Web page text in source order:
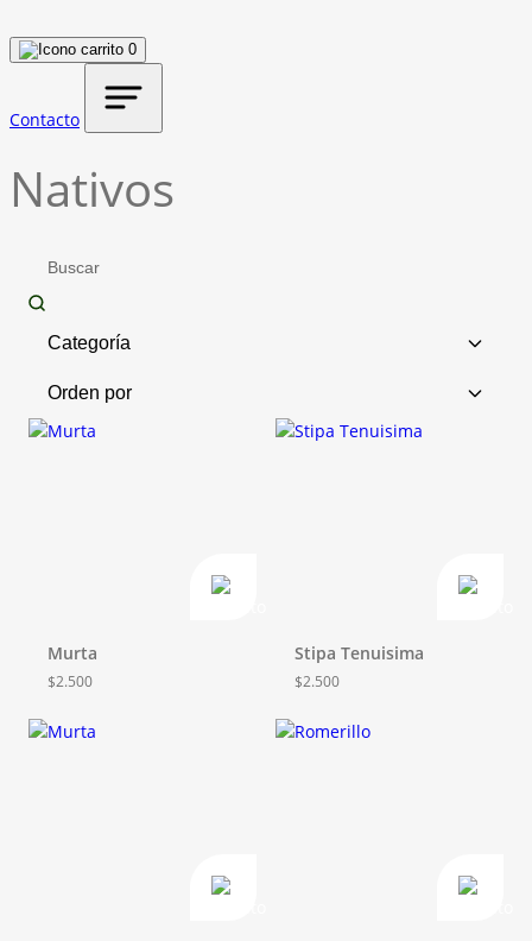
0
Contacto
Nativos
Murta
$2.500
Stipa Tenuisima
$2.500